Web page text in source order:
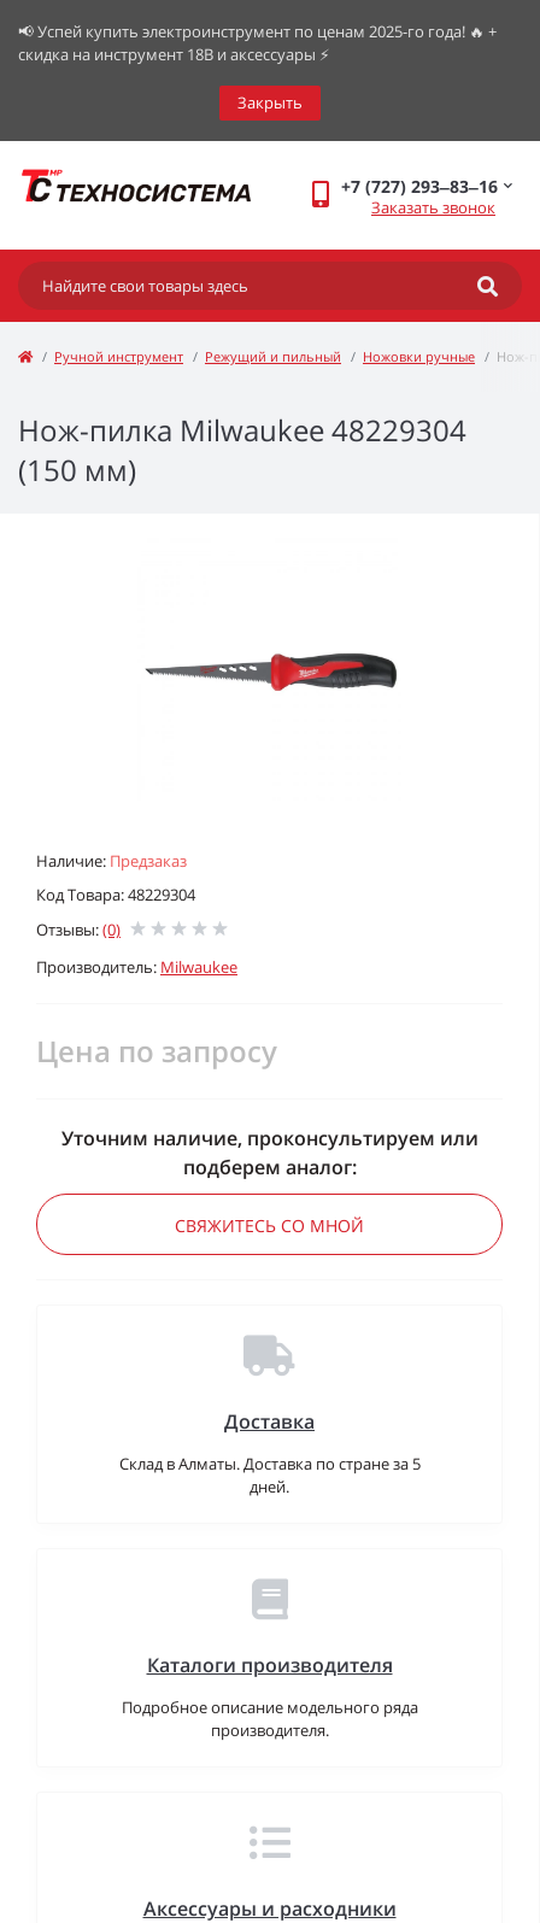
📢 Успей купить электроинструмент по ценам 2025-го года! 🔥 +
скидка на инструмент 18В и аксессуары ⚡️
Закрыть
+7 (727) 293‒83‒16
Заказать звонок
Ручной инструмент Режущий и пильный Ножовки ручные Нож-
Нож-пилка Milwaukee 48229304
(150 мм)
Наличие: Предзаказ
Код Товара: 48229304
Отзывы:(0)
Производитель: Milwaukee
Цена по запросу
Уточним наличие, проконсультируем или
подберем аналог:
СВЯЖИТЕСЬ СО МНОЙ
Доставка
Склад в Алматы. Доставка по стране за 5
дней.
Каталоги производителя
Подробное описание модельного ряда
производителя.
Аксессуары и расходники